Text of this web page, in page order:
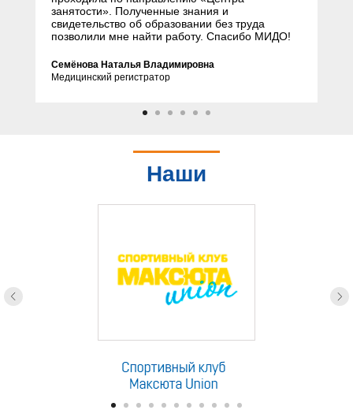
занятости». Полученные знания и
свидетельство об образовании без труда
позволили мне найти работу. Спасибо МИДО!
Семёнова Наталья Владимировна
Медицинский регистратор
Наши